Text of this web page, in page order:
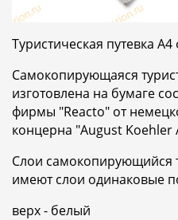
Туристическая путевка
Самокопирующаяся
изготовлена на бумаге
фирмы "Reacto" от
концерна "August Koehler
Слои самокопирующийся
имеют слои одинаковые
верх - белый